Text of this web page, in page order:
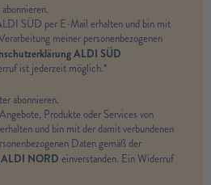
SÜD per E-Mail erhalten und bin mit
meiner personenbezogenen
ALDI SÜD
ist jederzeit möglich.*
abonnieren.
Produkte oder Services von
und bin mit der damit verbundenen
Daten gemäß der
ALDI NORD einverstanden. Ein Widerruf